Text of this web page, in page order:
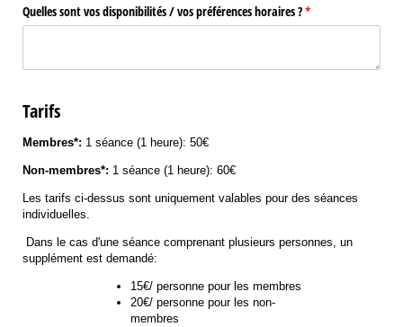
Quelles sont vos disponibilités /​ vos préférences horaires ?*
(requis)
Tarifs
Membres*: 1 séance (1 heure): 50€
Non-membres*: 1 séance (1 heure): 60€
Les tarifs ci-dessus sont uniquement valables pour des séances
individuelles.
Dans le cas d'une séance comprenant plusieurs personnes, un
supplément est demandé:
15€/ personne pour les membres
20€/ personne pour les non-
membres